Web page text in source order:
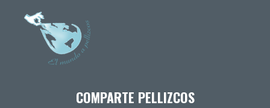
COMPARTE PELLIZCOS